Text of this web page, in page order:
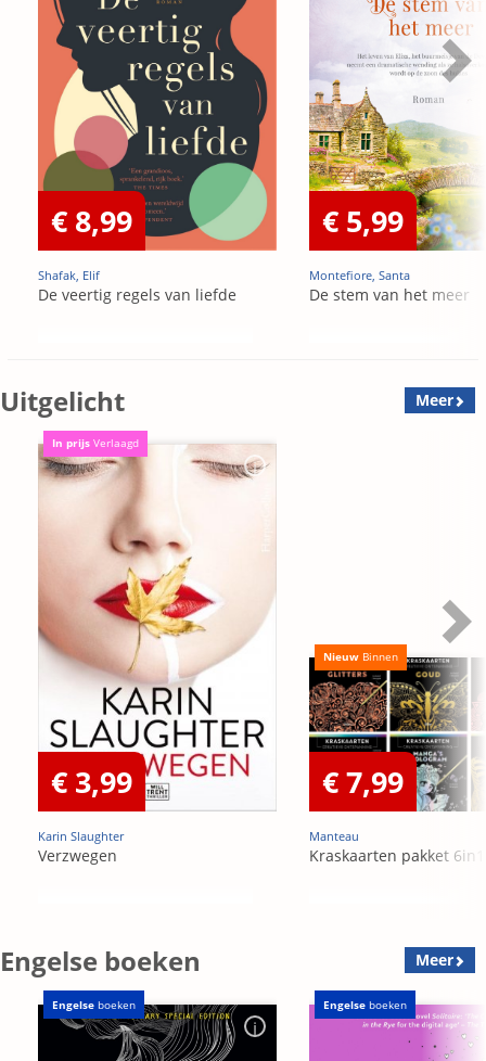
€ 8,99
Shafak, Elif
De veertig regels van liefde
€ 5,99
Montefiore, Santa
De stem van het meer
Uitgelicht Meer
In prijs Verlaagd
€ 3,99
Karin Slaughter
Verzwegen
Nieuw Binnen
€ 7,99
Manteau
Kraskaarten pakket 6in1
Engelse boeken Meer
Engelse boeken Engelse boeken